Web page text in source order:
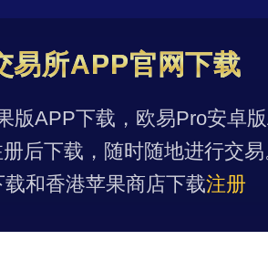
易所APP官网下载
版APP下载，欧易Pro安卓
后下载，随时随地进行交易
和香港苹果商店下载注册